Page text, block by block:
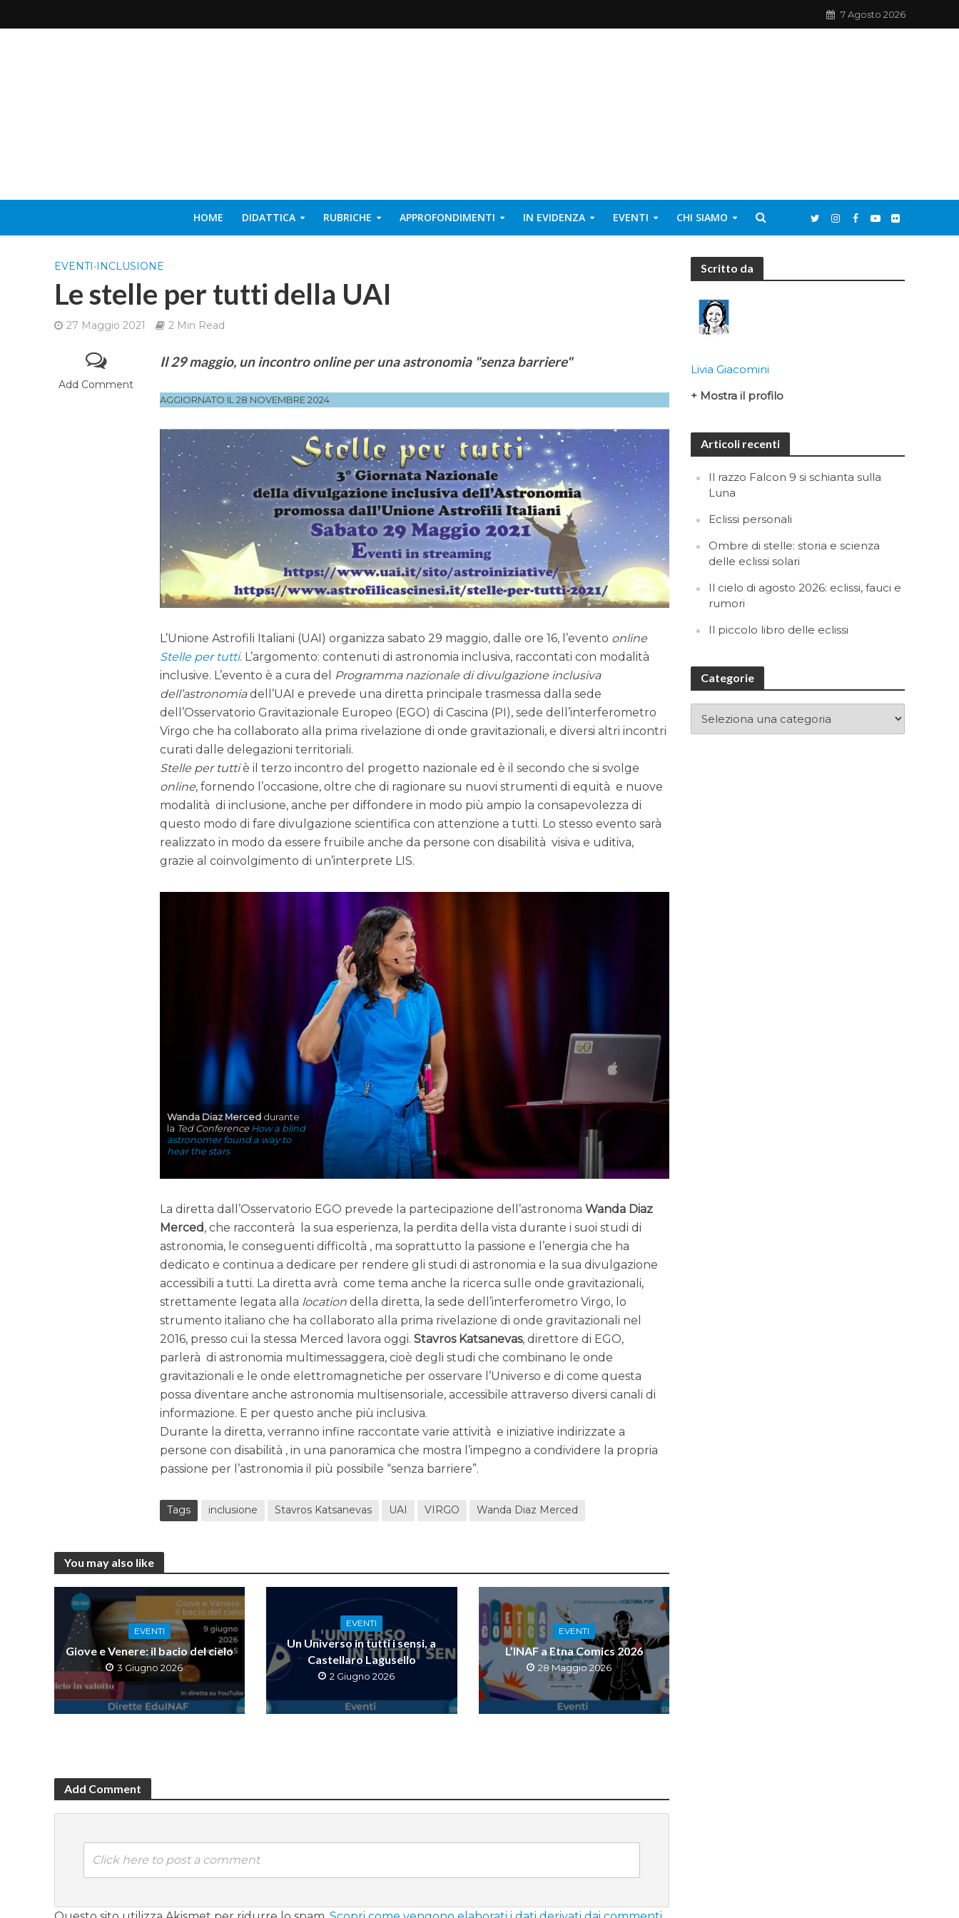
7 Agosto 2026
HOME DIDATTICA RUBRICHE APPROFONDIMENTI IN EVIDENZA EVENTI CHI SIAMO
EVENTI•INCLUSIONE
Le stelle per tutti della UAI
27 Maggio 2021 2 Min Read
Add Comment
Il 29 maggio, un incontro online per una astronomia "senza barriere"
AGGIORNATO IL 28 NOVEMBRE 2024
L’Unione Astrofili Italiani (UAI) organizza sabato 29 maggio, dalle ore 16, l’evento online
Stelle per tutti. L’argomento: contenuti di astronomia inclusiva, raccontati con modalità
inclusive. L’evento è a cura del Programma nazionale di divulgazione inclusiva
dell’astronomiadell’UAI e prevede una diretta principale trasmessa dalla sede
dell’Osservatorio Gravitazionale Europeo (EGO) di Cascina (PI), sede dell’interferometro
Virgo che ha collaborato alla prima rivelazione di onde gravitazionali, e diversi altri incontri
curati dalle delegazioni territoriali.
Stelle per tuttiè il terzo incontro del progetto nazionale ed è il secondo che si svolge
online, fornendo l’occasione, oltre che di ragionare su nuovi strumenti di equità e nuove
modalità di inclusione, anche per diffondere in modo più ampio la consapevolezza di
questo modo di fare divulgazione scientifica con attenzione a tutti. Lo stesso evento sarà
realizzato in modo da essere fruibile anche da persone con disabilità visiva e uditiva,
grazie al coinvolgimento di un’interprete LIS.
Wanda Diaz Merced durante
la Ted Conference How a blind
astronomer found a way to
hear the stars
La diretta dall’Osservatorio EGO prevede la partecipazione dell’astronomaWanda Diaz
Merced, che racconterà la sua esperienza, la perdita della vista durante i suoi studi di
astronomia, le conseguenti difficoltà , ma soprattutto la passione e l’energia che ha
dedicato e continua a dedicare per rendere gli studi di astronomia e la sua divulgazione
accessibili a tutti. La diretta avrà come tema anche la ricerca sulle onde gravitazionali,
strettamente legata alla location della diretta, la sede dell’interferometro Virgo, lo
strumento italiano che ha collaborato alla prima rivelazione di onde gravitazionali nel
2016, presso cui la stessa Merced lavora oggi.Stavros Katsanevas, direttore di EGO,
parlerà di astronomia multimessaggera, cioè degli studi che combinano le onde
gravitazionali e le onde elettromagnetiche per osservare l’Universo e di come questa
possa diventare anche astronomia multisensoriale, accessibile attraverso diversi canali di
informazione. E per questo anche più inclusiva.
Durante la diretta, verranno infine raccontate varie attività e iniziative indirizzate a
persone con disabilità , in una panoramica che mostra l’impegno a condividere la propria
passione per l’astronomia il più possibile “senza barriere”.
Tags inclusione Stavros Katsanevas UAI VIRGO Wanda Diaz Merced
You may also like
EVENTI
Giove e Venere: il bacio del cielo
3 Giugno 2026
EVENTI
Un Universo in tutti i sensi, a
Castellaro Lagusello
2 Giugno 2026
EVENTI
L’INAF a Etna Comics 2026
28 Maggio 2026
Add Comment
Click here to post a comment
Scritto da
Livia Giacomini
+ Mostra il profilo
Articoli recenti
Il razzo Falcon 9 si schianta sulla
Luna
Eclissi personali
Ombre di stelle: storia e scienza
delle eclissi solari
Il cielo di agosto 2026: eclissi, fauci e
rumori
Il piccolo libro delle eclissi
Categorie